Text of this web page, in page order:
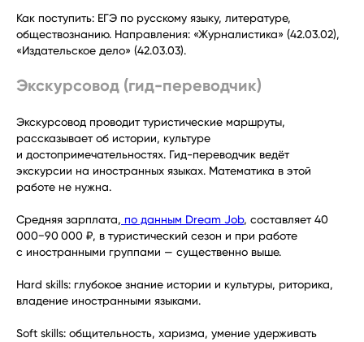
Как поступить: ЕГЭ по русскому языку, литературе,
обществознанию. Направления: «Журналистика» (42.03.02),
«Издательское дело» (42.03.03).
Экскурсовод (гид-переводчик)
Экскурсовод проводит туристические маршруты,
рассказывает об истории, культуре
и достопримечательностях. Гид-переводчик ведёт
экскурсии на иностранных языках. Математика в этой
работе не нужна.
Средняя зарплата, по данным Dream Job, составляет 40
000−90 000 ₽, в туристический сезон и при работе
с иностранными группами — существенно выше.
Hard skills: глубокое знание истории и культуры, риторика,
владение иностранными языками.
Soft skills: общительность, харизма, умение удерживать